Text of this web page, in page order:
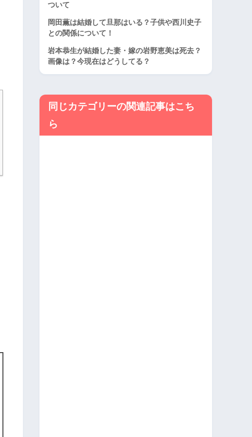
ついて
岡田薫は結婚して旦那はいる？子供や西川史子
との関係について！
岩本恭生が結婚した妻・嫁の岩野恵美は死去？
画像は？今現在はどうしてる？
同じカテゴリーの関連記事はこち
ら